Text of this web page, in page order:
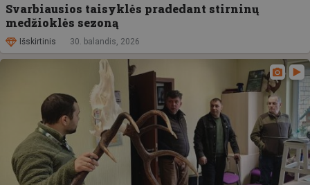
Svarbiausios taisyklės pradedant stirninų
medžioklės sezoną
Išskirtinis 30. balandis, 2026